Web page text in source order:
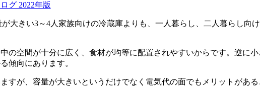
グ 2022年版
大きい3～4人家族向けの冷蔵庫よりも、一人暮らし、二人暮らし向
の空間が十分に広く、食材が均等に配置されやすいからです。逆に
傾向にあります。
すが、容量が大きいというだけでなく電気代の面でもメリットがあ